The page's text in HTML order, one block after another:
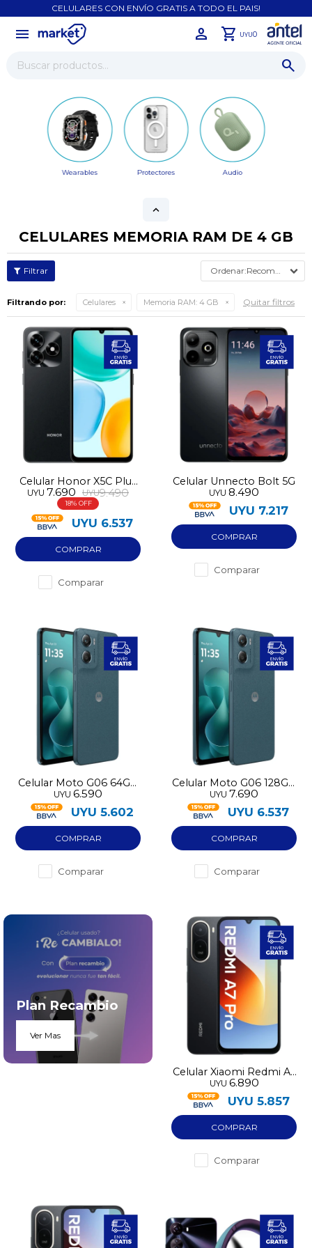
CELULARES CON ENVÍO GRATIS A TODO EL PAIS!
menu UYU0
Wearables Protectores Audio
CELULARES MEMORIA RAM DE 4 GB
Recomendados
Filtrando por: Celulares Memoria RAM: 4 GB Quitar filtros
Celular Honor X5C Plus
256GB 4GB RAM
UYU 7.690 UYU9.490
18
UYU 6.537
Comparar
Celular Unnecto Bolt 5G
UYU 8.490
UYU 7.217
Comparar
Celular Moto G06 64GB
4G
UYU 6.590
UYU 5.602
Comparar
Celular Moto G06 128GB
4G
UYU 7.690
UYU 6.537
Comparar
Plan Recambio
Ver Mas
Celular Xiaomi Redmi A7
Pro 64GB 4G
UYU 6.890
UYU 5.857
Comparar
close